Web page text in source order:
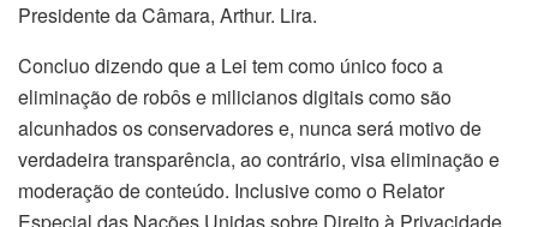
Presidente da Câmara, Arthur. Lira.
Concluo dizendo que a Lei tem como único foco a
eliminação de robôs e milicianos digitais como são
alcunhados os conservadores e, nunca será motivo de
verdadeira transparência, ao contrário, visa eliminação e
moderação de conteúdo. Inclusive como o Relator